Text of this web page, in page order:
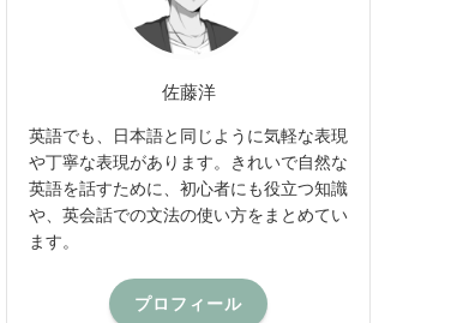
佐藤洋
英語でも、日本語と同じように気軽な表現
や丁寧な表現があります。きれいで自然な
英語を話すために、初心者にも役立つ知識
や、英会話での文法の使い方をまとめてい
ます。
プロフィール